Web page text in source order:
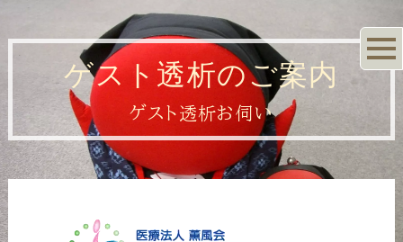
ゲスト透析のご案内
ゲスト透析お伺い